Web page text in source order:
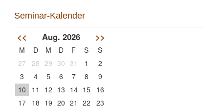
Seminar-Kalender
<< Aug. 2026 >>
M D M D F S
S
27
28 29 30 31 1
2
3
4 5 6 7 8
9
10
11 12 13 14 15
16
17
18 19 20 21 22 23